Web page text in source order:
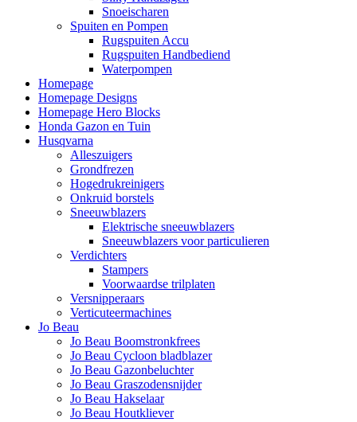
Snoeischaren
Spuiten en Pompen
Rugspuiten Accu
Rugspuiten Handbediend
Waterpompen
Homepage
Homepage Designs
Homepage Hero Blocks
Honda Gazon en Tuin
Husqvarna
Alleszuigers
Grondfrezen
Hogedrukreinigers
Onkruid borstels
Sneeuwblazers
Elektrische sneeuwblazers
Sneeuwblazers voor particulieren
Verdichters
Stampers
Voorwaardse trilplaten
Versnipperaars
Verticuteermachines
Jo Beau
Jo Beau Boomstronkfrees
Jo Beau Cycloon bladblazer
Jo Beau Gazonbeluchter
Jo Beau Graszodensnijder
Jo Beau Hakselaar
Jo Beau Houtkliever